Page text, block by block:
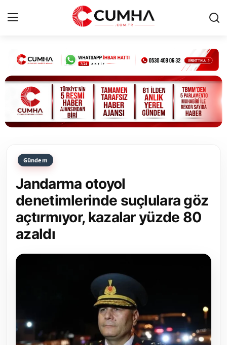
Kurumsal
Cumhurbaşkanlığı
Bakanlıklar
Siyasi Partiler
Yerel Yönetimler
Mülki İdare
Toplum ve Yaşam
Sivil Toplum Kuruluşları
Kamu Kurumları ve Üst Kurullar
Gündem
Jandarma otoyol
denetimlerinde suçlulara göz
açtırmıyor, kazalar yüzde 80
azaldı